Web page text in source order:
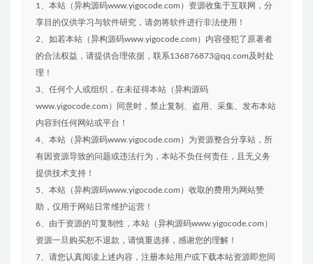
1、本站（异构源码www.yigocode.com）资源收集于互联网，分
享目的仅供学习与软件研究，请勿将软件进行非法使用！
2、如若本站（异构源码www.yigocode.com）内容侵犯了原著者
的合法权益，请提供合理依据，联系136876873@qq.com及时处
理！
3、任何个人或组织，在未征得本站（异构源码
www.yigocode.com）同意时，禁止复制、盗用、采集、发布本站
内容到任何网站或平台！
4、本站（异构源码www.yigocode.com）为资源整合分享站，所
有因资源导致的问题或违法行为，本站不负任何责任，且无义务
提供技术支持！
5、本站（异构源码www.yigocode.com）收取的费用为网站赞
助，仅用于网站日常维护运营！
6、由于资源的可复制性，本站（异构源码www.yigocode.com）
资源一旦购买恕不退款，请慎重选择，感谢您的理解！
7、请您认真阅读上述内容，注册本站用户或下载本站资源即您同